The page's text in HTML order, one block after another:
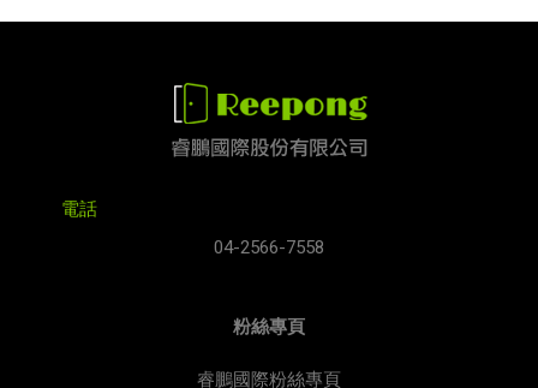
電話
04-2566-7558
粉絲專頁
睿鵬國際粉絲專頁